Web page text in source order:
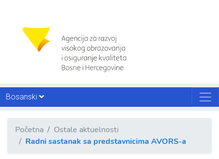
Bosanski
Početna
Ostale aktuelnosti
Radni sastanak sa predstavnicima AVORS-a